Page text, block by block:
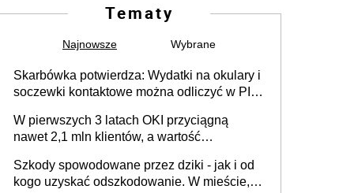
Tematy
Najnowsze Wybrane
Skarbówka potwierdza: Wydatki na okulary i
soczewki kontaktowe można odliczyć w PIT.
niepełnosprawności. Częściowe
dofinansowanie (np. z zfśs) pomniejsza
odliczenie
W pierwszych 3 latach OKI przyciągną
nawet 2,1 mln klientów, a wartość
mld zł
Szkody spowodowane przez dziki - jak i od
kogo uzyskać odszkodowanie. W mieście,